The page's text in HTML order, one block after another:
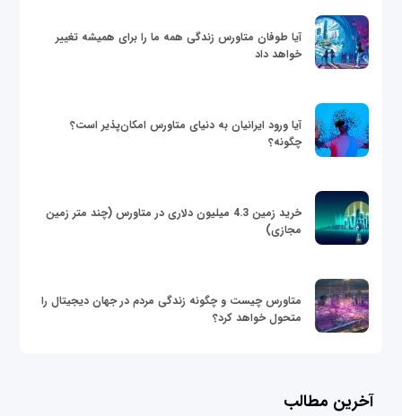
آیا طوفان متاورس زندگی همه ما را برای همیشه تغییر
خواهد داد
آیا ورود ایرانیان به دنیای متاورس امکان‌پذیر است؟
چگونه؟
خرید زمین 4.3 میلیون دلاری در متاورس (چند متر زمین
مجازی)
متاورس چیست و چگونه زندگی مردم در جهان دیجیتال را
متحول خواهد کرد؟
آخرین مطالب